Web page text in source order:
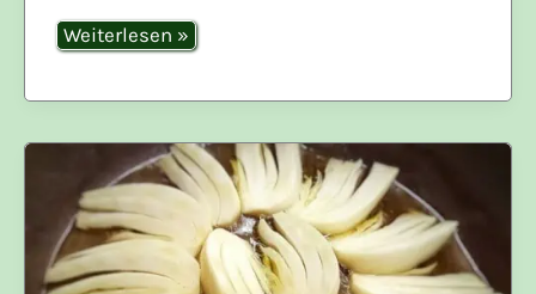
Sauce
béarnaise
Weiterlesen »